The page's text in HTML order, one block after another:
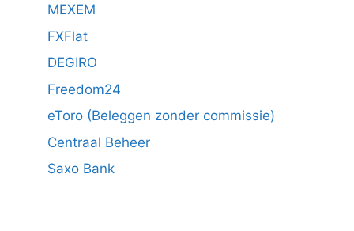
MEXEM
FXFlat
DEGIRO
Freedom24
eToro (Beleggen zonder commissie)
Centraal Beheer
Saxo Bank